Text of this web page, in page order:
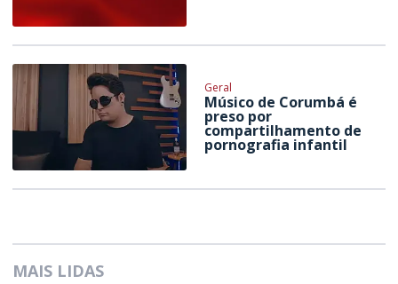
Geral
Músico de Corumbá é
preso por
compartilhamento de
pornografia infantil
MAIS LIDAS